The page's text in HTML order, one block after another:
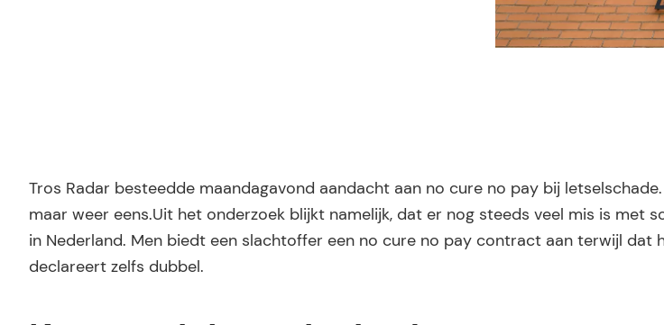
Tros Radar besteedde maandagavond aandacht aan no cure no pay bij
maar weer eens.Uit het onderzoek blijkt namelijk, dat er nog steeds veel mis is met
in Nederland. Men biedt een slachtoffer een no cure no pay contract aan terwijl dat
declareert zelfs dubbel.